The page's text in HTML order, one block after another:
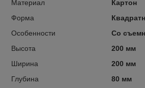
Материал
Картон
Форма
Особенности
Со
Высота
200 мм
Ширина
200 мм
Глубина
80 мм